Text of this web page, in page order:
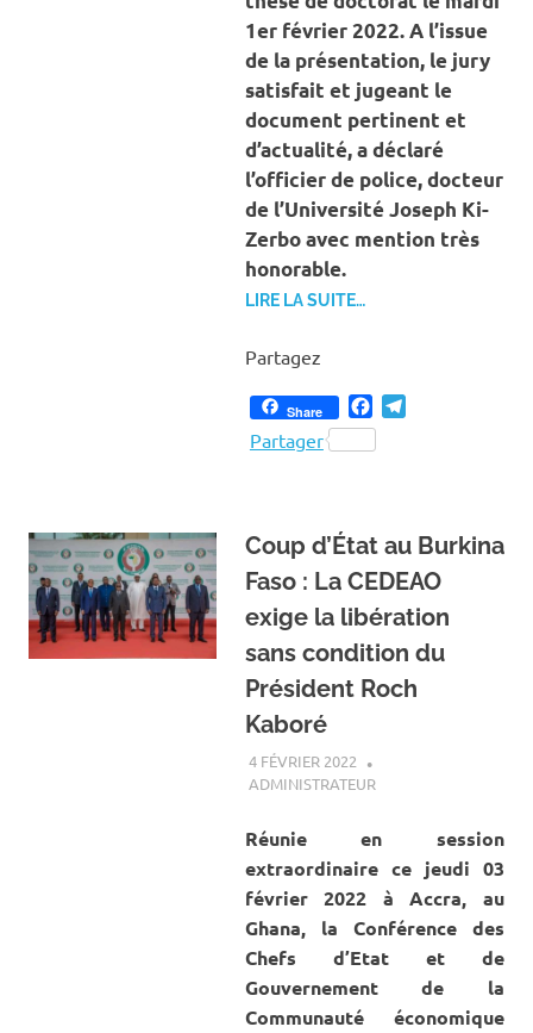
1er février 2022. A l’issue
de la présentation, le jury
satisfait et jugeant le
document pertinent et
d’actualité, a déclaré
l’officier de police, docteur
de l’Université Joseph Ki-
Zerbo avec mention très
honorable.
LIRE LA SUITE…
Partagez
Share Facebook
Partager
Coup d’État au Burkina
Faso : La CEDEAO
exige la libération
sans condition du
Président Roch
Kaboré
4 FÉVRIER 2022
ADMINISTRATEURA LA UNE
Réunie en session
extraordinaire ce jeudi 03
février 2022 à Accra, au
Ghana, la Conférence des
Chefs d’Etat et de
Gouvernement de la
Communauté économique